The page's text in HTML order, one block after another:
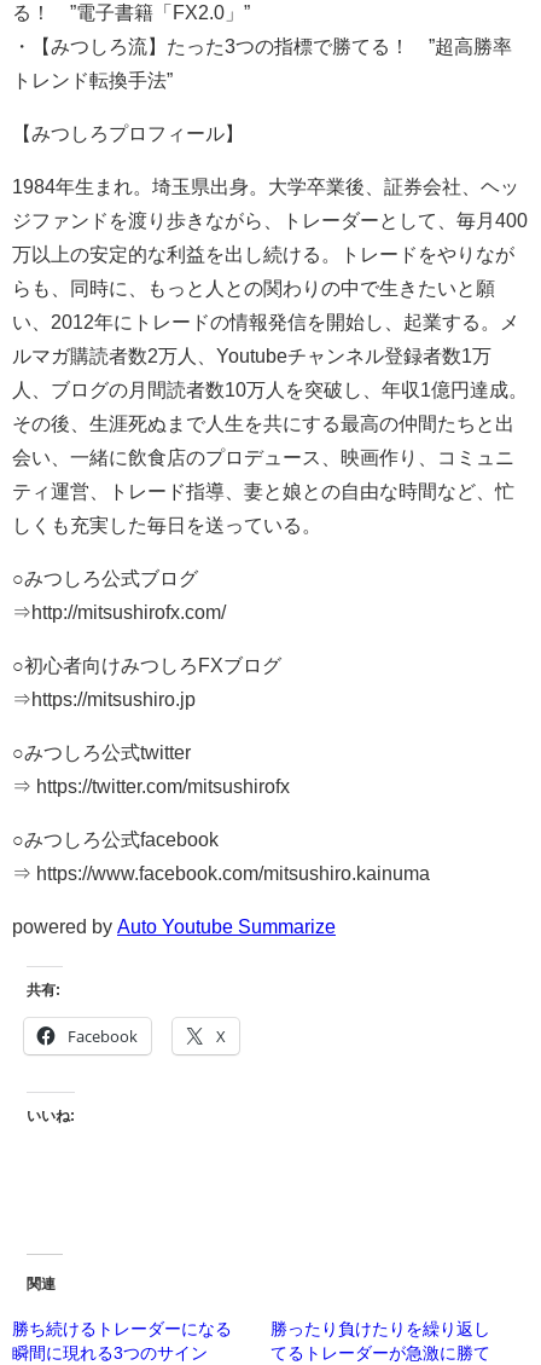
る！ ”電子書籍「FX2.0」”
・【みつしろ流】たった3つの指標で勝てる！ ”超高勝率
トレンド転換手法”
【みつしろプロフィール】
1984年生まれ。埼玉県出身。大学卒業後、証券会社、ヘッ
ジファンドを渡り歩きながら、トレーダーとして、毎月400
万以上の安定的な利益を出し続ける。トレードをやりなが
らも、同時に、もっと人との関わりの中で生きたいと願
い、2012年にトレードの情報発信を開始し、起業する。メ
ルマガ購読者数2万人、Youtubeチャンネル登録者数1万
人、ブログの月間読者数10万人を突破し、年収1億円達成。
その後、生涯死ぬまで人生を共にする最高の仲間たちと出
会い、一緒に飲食店のプロデュース、映画作り、コミュニ
ティ運営、トレード指導、妻と娘との自由な時間など、忙
しくも充実した毎日を送っている。
○みつしろ公式ブログ
⇒http://mitsushirofx.com/
○初心者向けみつしろFXブログ
⇒https://mitsushiro.jp
○みつしろ公式twitter
⇒ https://twitter.com/mitsushirofx
○みつしろ公式facebook
⇒ https://www.facebook.com/mitsushiro.kainuma
powered by Auto Youtube Summarize
共有:
Facebook X
いいね:
関連
勝ち続けるトレーダーになる
瞬間に現れる3つのサイン
勝ったり負けたりを繰り返し
てるトレーダーが急激に勝て